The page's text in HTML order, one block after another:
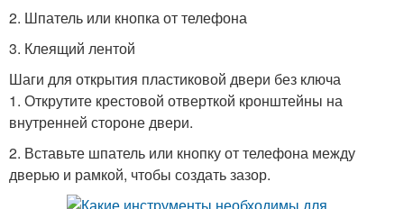
2. Шпатель или кнопка от телефона
3. Клеящий лентой
Шаги для открытия пластиковой двери без ключа
1. Открутите крестовой отверткой кронштейны на
внутренней стороне двери.
2. Вставьте шпатель или кнопку от телефона между
дверью и рамкой, чтобы создать зазор.